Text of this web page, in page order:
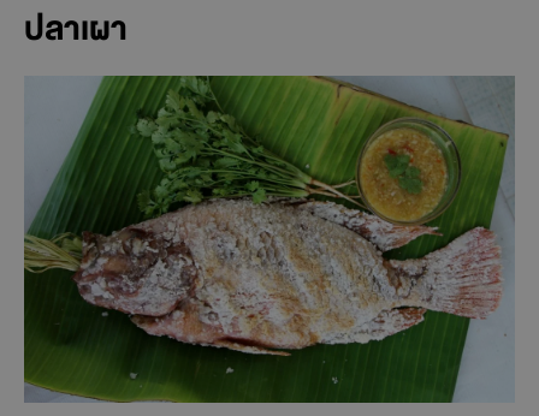
ปลาเผา